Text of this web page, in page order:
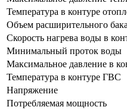
Температура в контуре
Объем расширительного бака
Скорость нагрева воды в
Минимальный проток воды
Максимальное давление в
Температура в контуре ГВС
Напряжение
Потребляемая мощность